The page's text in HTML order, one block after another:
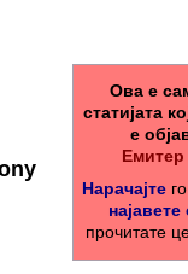
Ова е
статијата
е
Емитер
Нарачајте
најавете
прочитате